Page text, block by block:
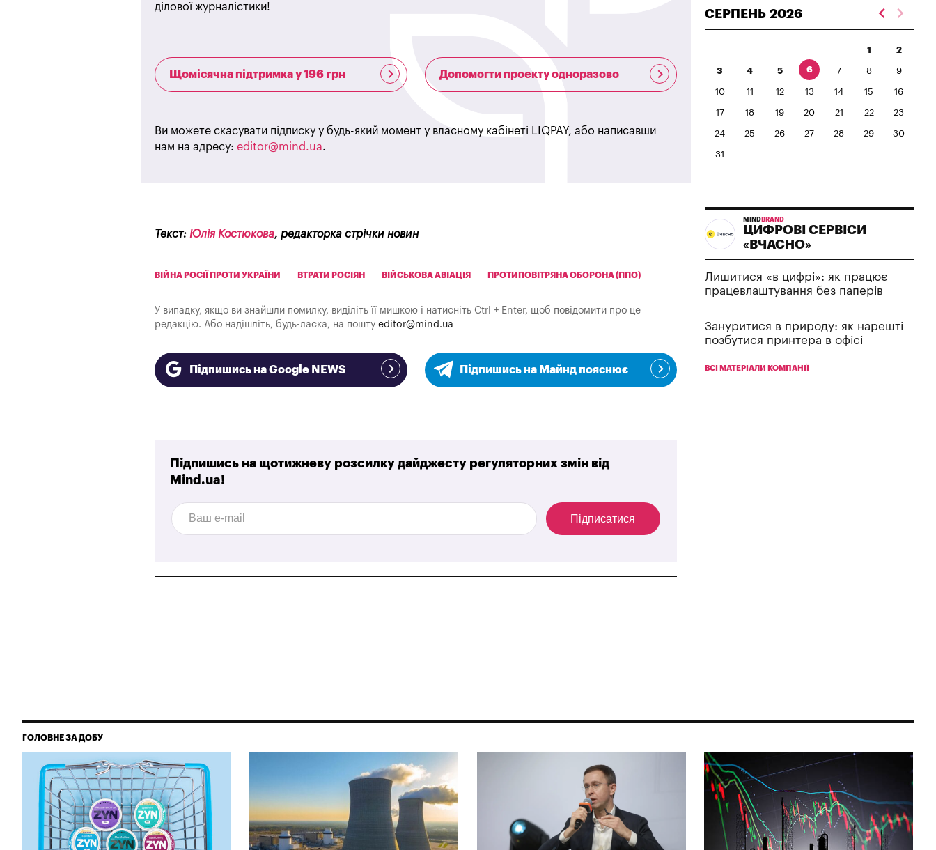
ділової журналістики!
Щомісячна підтримка у 196 грн Допомогти проекту одноразово
Ви можете скасувати підписку у будь-який момент у власному кабінеті LIQPAY, або написавши
нам на адресу: editor@mind.ua.
Текст: Юлія Костюкова, редакторка стрічки новин
ВІЙНА РОСІЇ ПРОТИ УКРАЇНИ ВТРАТИ РОСІЯН ВІЙСЬКОВА АВІАЦІЯ ПРОТИПОВІТРЯНА ОБОРОНА (ППО)
У випадку, якщо ви знайшли помилку, виділіть її мишкою і натисніть Ctrl + Enter, щоб повідомити про це
редакцію. Або надішліть, будь-ласка, на пошту editor@mind.ua
Підпишись на Google NEWS Підпишись на Майнд пояснює
Підпишись на щотижневу розсилку дайджесту регуляторних змін від
Mind.ua!
Підписатися
СЕРПЕНЬ 2026
1 2
3 4 5 6 7 8 9
10 11 12 13 14 15 16
17 18 19 20 21 22 23
24 25 26 27 28 29 30
31
MIND BRAND
ЦИФРОВІ СЕРВІСИ
«ВЧАСНО»
Лишитися «в цифрі»: як працює
працевлаштування без паперів
Зануритися в природу: як нарешті
позбутися принтера в офісі
ВСІ МАТЕРІАЛИ КОМПАНІЇ
ГОЛОВНЕ ЗА ДОБУ